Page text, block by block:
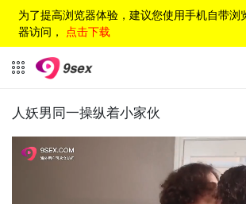
为了提高浏览器体验，建议您使用手机自带浏
器访问， 点击下载
人妖男同一操纵着小家伙